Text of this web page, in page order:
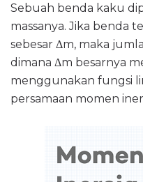
Sebuah benda kaku
massanya. Jika benda
sebesar Δm, maka
dimana Δm besarnya
menggunakan fungsi
persamaan momen